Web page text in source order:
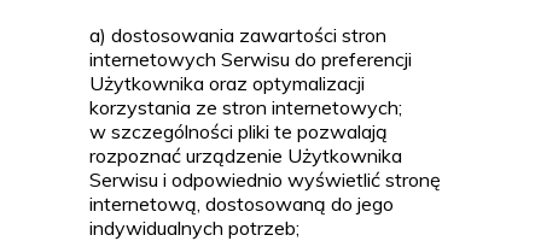
a) dostosowania zawartości stron
internetowych Serwisu do preferencji
Użytkownika oraz optymalizacji
korzystania ze stron internetowych;
w szczególności pliki te pozwalają
rozpoznać urządzenie Użytkownika
Serwisu i odpowiednio wyświetlić stronę
internetową, dostosowaną do jego
indywidualnych potrzeb;